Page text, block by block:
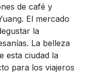
de café y
El mercado
la
La belleza
esta ciudad la
para los viajeros